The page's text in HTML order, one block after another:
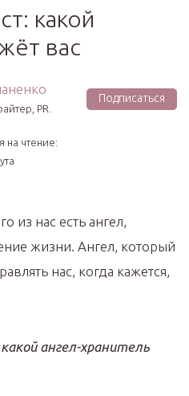
какой
вас
PR.
Подписаться
на чтение:
из нас есть ангел,
жизни. Ангел, который
нас, когда кажется,
ангел-хранитель